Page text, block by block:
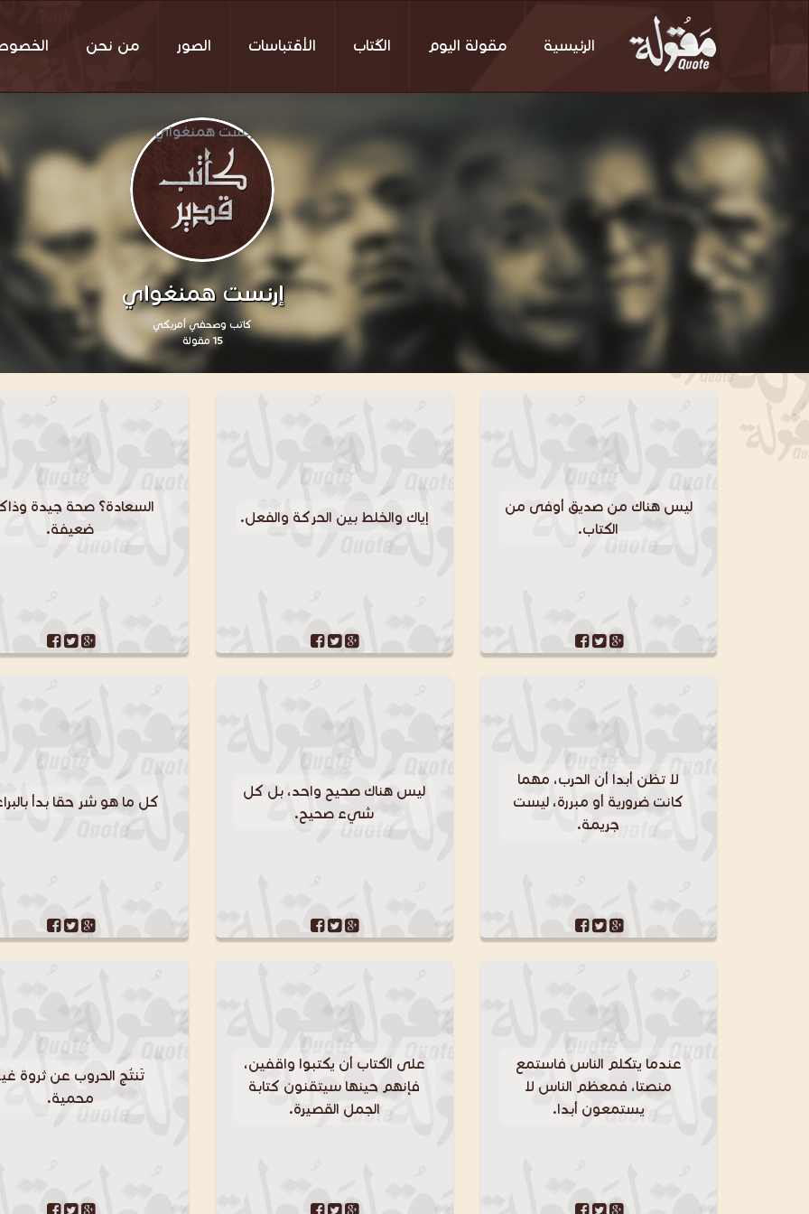
الرئيسية مقولة اليوم الكُتاب الأقتباسات الصور من نحن
إرنست همنغواي
كاتب وصحفي أمريكي
15 مقولة
ليس هناك من صديق أوفى من
الكتاب.
إياك والخلط بين الحركة والفعل.
السعادة؟ صحة جيدة
ضعيفة.
لا تظن أبدا أن الحرب، مهما
كانت ضرورية أو مبررة، ليست
جريمة.
ليس هناك صحيح واحد، بل كل
شيء صحيح.
كل ما هو شر حقا بدأ
عندما يتكلم الناس فاستمع
منصتا، فمعظم الناس لا
يستمعون أبدا.
على الكتاب أن يكتبوا واقفين،
فإنهم حينها سيتقنون كتابة
الجمل القصيرة.
تَنتُج الحروب عن ثروة
محمية.